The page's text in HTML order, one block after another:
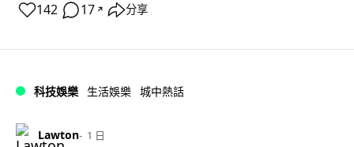
142 17 ↗ 分享
科技娛樂 生活娛樂 城中熱話
Lawton 1 日